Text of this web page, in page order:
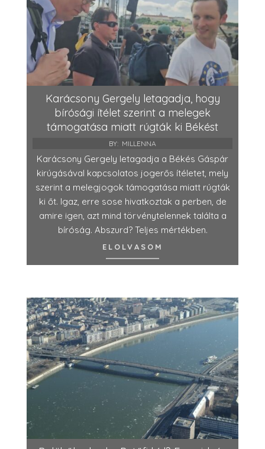
Karácsony Gergely letagadja, hogy
bírósági ítélet szerint a melegek
támogatása miatt rúgták ki Békést
BY: MILLENNA
Karácsony Gergely letagadja a Békés Gáspár
kirúgásával kapcsolatos jogerős ítéletet, mely
szerint a melegjogok támogatása miatt rúgták
ki őt. Igaz, erre sose hivatkoztak a perben, de
amire igen, azt mind törvénytelennek találta a
bíróság. Abszurd? Teljes mértékben.
ELOLVASOM